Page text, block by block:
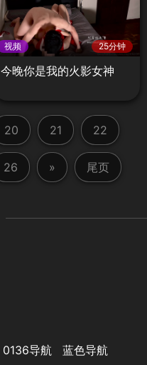
视频 25分钟
今晚你是我的火影女神
20 21 22
26 » 尾页
0136导航 蓝色导航